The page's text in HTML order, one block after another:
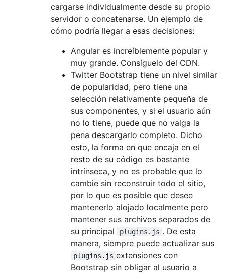
cargarse individualmente desde su propio
servidor o concatenarse. Un ejemplo de
cómo podría llegar a esas decisiones:
Angular es increíblemente popular y
muy grande. Consíguelo del CDN.
Twitter Bootstrap tiene un nivel similar
de popularidad, pero tiene una
selección relativamente pequeña de
sus componentes, y si el usuario aún
no lo tiene, puede que no valga la
pena descargarlo completo. Dicho
esto, la forma en que encaja en el
resto de su código es bastante
intrínseca, y no es probable que lo
cambie sin reconstruir todo el sitio,
por lo que es posible que desee
mantenerlo alojado localmente pero
mantener sus archivos separados de
su principal
plugins.js . De esta
manera, siempre puede actualizar sus
plugins.js extensiones con
Bootstrap sin obligar al usuario a